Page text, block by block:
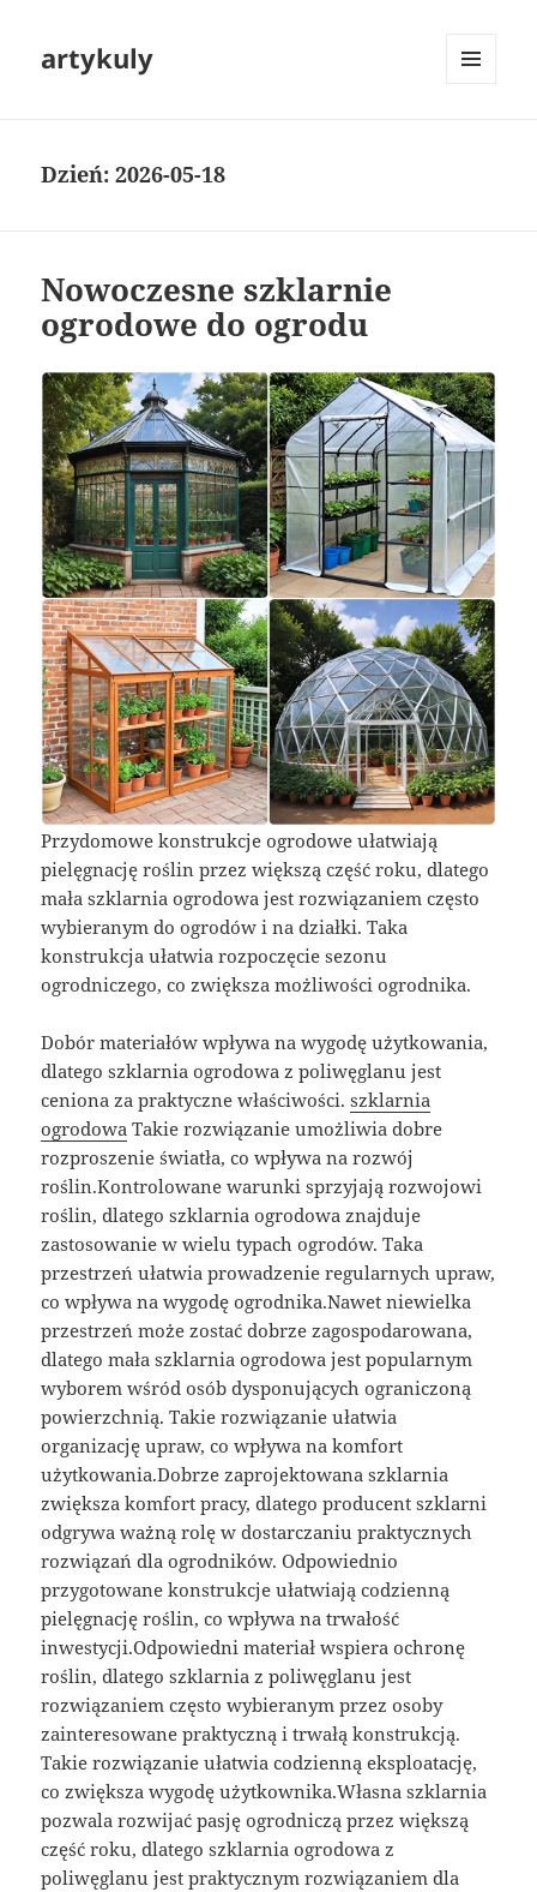
artykuly
Dzień:2026-05-18
Nowoczesne szklarnie
ogrodowe do ogrodu
Przydomowe konstrukcje ogrodowe ułatwiają
pielęgnację roślin przez większą część roku, dlatego
mała szklarnia ogrodowa jest rozwiązaniem często
wybieranym do ogrodów i na działki. Taka
konstrukcja ułatwia rozpoczęcie sezonu
ogrodniczego, co zwiększa możliwości ogrodnika.
Dobór materiałów wpływa na wygodę użytkowania,
dlatego szklarnia ogrodowa z poliwęglanu jest
ceniona za praktyczne właściwości.szklarnia
ogrodowa Takie rozwiązanie umożliwia dobre
rozproszenie światła, co wpływa na rozwój
roślin.Kontrolowane warunki sprzyjają rozwojowi
roślin, dlatego szklarnia ogrodowa znajduje
zastosowanie w wielu typach ogrodów. Taka
przestrzeń ułatwia prowadzenie regularnych upraw,
co wpływa na wygodę ogrodnika.Nawet niewielka
przestrzeń może zostać dobrze zagospodarowana,
dlatego mała szklarnia ogrodowa jest popularnym
wyborem wśród osób dysponujących ograniczoną
powierzchnią. Takie rozwiązanie ułatwia
organizację upraw, co wpływa na komfort
użytkowania.Dobrze zaprojektowana szklarnia
zwiększa komfort pracy, dlatego producent szklarni
odgrywa ważną rolę w dostarczaniu praktycznych
rozwiązań dla ogrodników. Odpowiednio
przygotowane konstrukcje ułatwiają codzienną
pielęgnację roślin, co wpływa na trwałość
inwestycji.Odpowiedni materiał wspiera ochronę
roślin, dlatego szklarnia z poliwęglanu jest
rozwiązaniem często wybieranym przez osoby
zainteresowane praktyczną i trwałą konstrukcją.
Takie rozwiązanie ułatwia codzienną eksploatację,
co zwiększa wygodę użytkownika.Własna szklarnia
pozwala rozwijać pasję ogrodniczą przez większą
część roku, dlatego szklarnia ogrodowa z
poliwęglanu jest praktycznym rozwiązaniem dla